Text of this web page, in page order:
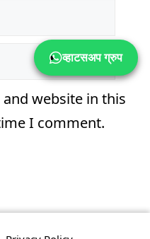
व्हाटसअप ग्रुप
website in this
I comment.